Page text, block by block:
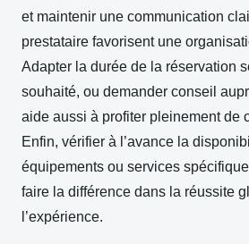
et maintenir une communication
prestataire favorisent une
Adapter la durée de la réservation
souhaité, ou demander conseil
aide aussi à profiter pleinement de
Enfin, vérifier à l’avance la
équipements ou services
faire la différence dans la réussite
l’expérience.